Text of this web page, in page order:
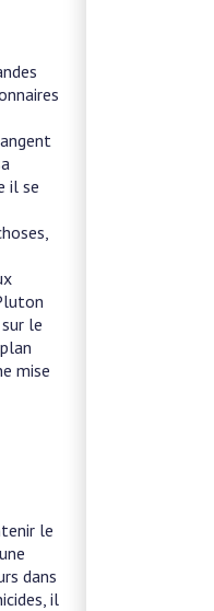
il se
le
mise
le
dans
il